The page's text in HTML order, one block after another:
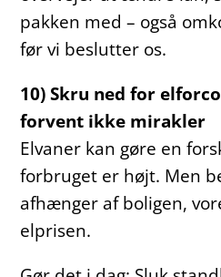
pakken med – også
før vi beslutter os.
10) Skru ned for
forvent ikke mirakler
Elvaner kan gøre en
forbruget er højt. Men
afhænger af boligen,
elprisen.